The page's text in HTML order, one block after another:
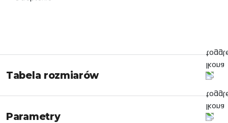
Tabela rozmiarów
Parametry